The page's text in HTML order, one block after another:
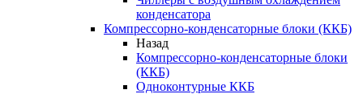
конденсатора
Компрессорно-конденсаторные блоки (ККБ)
Назад
Компрессорно-конденсаторные блоки
(ККБ)
Одноконтурные ККБ